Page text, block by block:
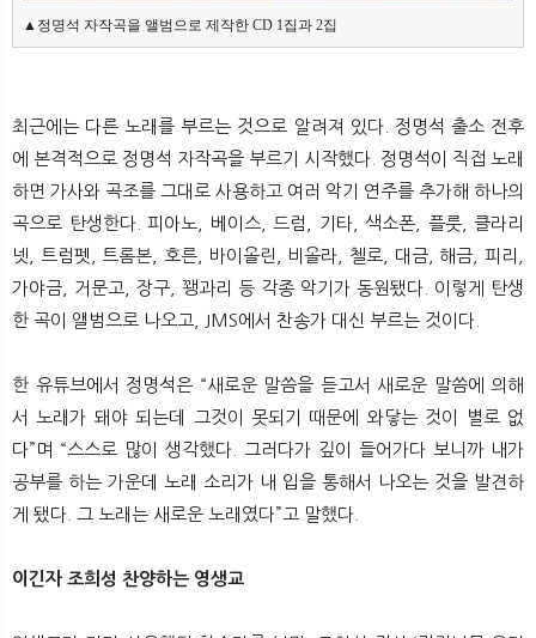
▲정명석 자작곡을 앨범으로 제작한 CD 1집과 2집
최근에는 다른 노래를 부르는 것으로 알려져 있다. 정명석 출소 전후
에 본격적으로 정명석 자작곡을 부르기 시작했다. 정명석이 직접 노래
하면 가사와 곡조를 그대로 사용하고 여러 악기 연주를 추가해 하나의
곡으로 탄생한다. 피아노, 베이스, 드럼, 기타, 색소폰, 플룻, 클라리
넷, 트럼펫, 트롬본, 호른, 바이올린, 비올라, 첼로, 대금, 해금, 피리,
가야금, 거문고, 장구, 꽹과리 등 각종 악기가 동원됐다. 이렇게 탄생
한 곡이 앨범으로 나오고, JMS에서 찬송가 대신 부르는 것이다.
한 유튜브에서 정명석은 “새로운 말씀을 듣고서 새로운 말씀에 의해
서 노래가 돼야 되는데 그것이 못되기 때문에 와닿는 것이 별로 없
다”며 “스스로 많이 생각했다. 그러다가 깊이 들어가다 보니까 내가
공부를 하는 가운데 노래 소리가 내 입을 통해서 나오는 것을 발견하
게 됐다. 그 노래는 새로운 노래였다”고 말했다.
이긴자 조희성 찬양하는 영생교